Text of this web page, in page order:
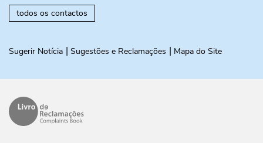
todos os contactos
Sugerir Notícia Sugestões e Reclamações Mapa do Site